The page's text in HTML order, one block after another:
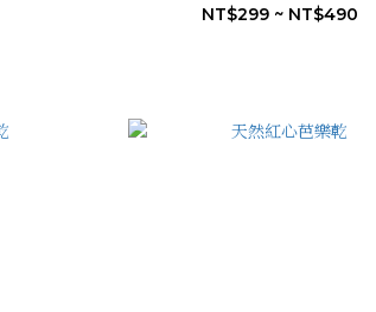
NT$299 ~ NT$490